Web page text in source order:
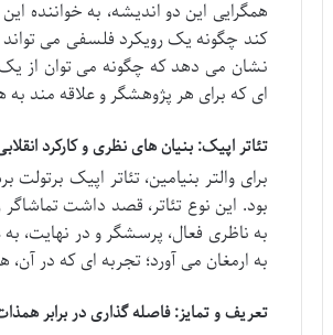
همگرایی این دو اندیشه، به خواننده
کند چگونه یک رویکرد فلسفی می تواند
نشان می دهد که چگونه می توان از
ای که برای هر پژوهشگر و علاقه مند
تئاتر اپیک: بنیان های نظری و کارکرد
برای والتر بنیامین، تئاتر اپیک
بود. این نوع تئاتر، قصد داشت
به ناظری فعال، پرسشگر و در نهایت،
به ارمغان می آورد؛ تجربه ای که در
تعریف و تمایز: فاصله گذاری در برابر